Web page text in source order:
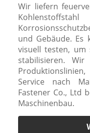
Wir liefern
und Gebäude. Es
visuell testen, um
stabilisieren.
Service nach
Fastener Co., Ltd
Maschinenbau.